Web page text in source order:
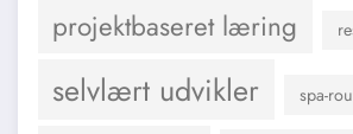
projektbaseret læring
selvlært udvikler spa-